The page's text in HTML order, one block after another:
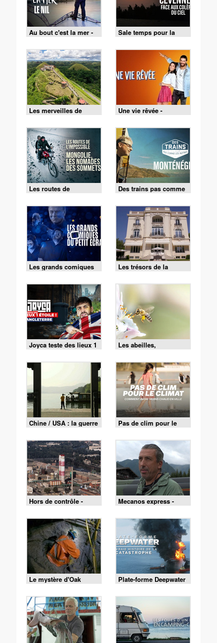
Au bout c'est la mer -
05/08/2026
Sale temps pour la
planète - 03/08/2026
Les merveilles de
l'Asie du Sud-Est -
04/08/2026
Une vie rêvée -
Épisode 32
Les routes de
l'impossible -
07/08/2026
Des trains pas comme
les autres - 06/08/2026
Les grands comiques
du petit écran
Les trésors de la
Riviera française -
04/08/2026
Joyca teste des lieux 1
étoile - S1E6 -
Angleterre
Les abeilles,
sentinelles de la
planète
Chine / USA : la guerre
de l'IA
Pas de clim pour le
climat - Comment
avoir moins chaud en
ville
Hors de contrôle -
S5E3 - AZF explosion
au coeur de la ville
Mecanos express -
S10E10 - Le génie de
Julie
Le mystère d'Oak
Island : la course au
trésor - S11E18 -
Accumulation
Plate-forme Deepwater
: la véritable histoire
de la catastrophe